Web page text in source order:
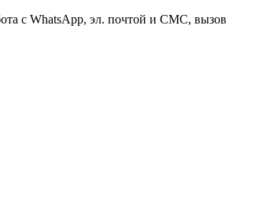
с WhatsApp, эл. почтой и СМС, вызов